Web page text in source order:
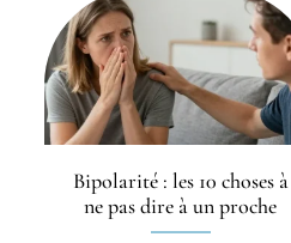
Bipolarité : les 10 choses à
ne pas dire à un proche